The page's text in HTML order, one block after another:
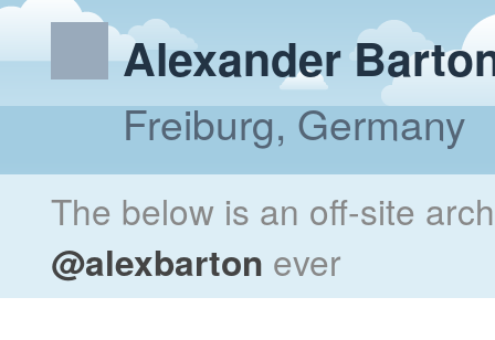
Alexander
Freiburg, Germany
The below is an off-site
@alexbarton ever